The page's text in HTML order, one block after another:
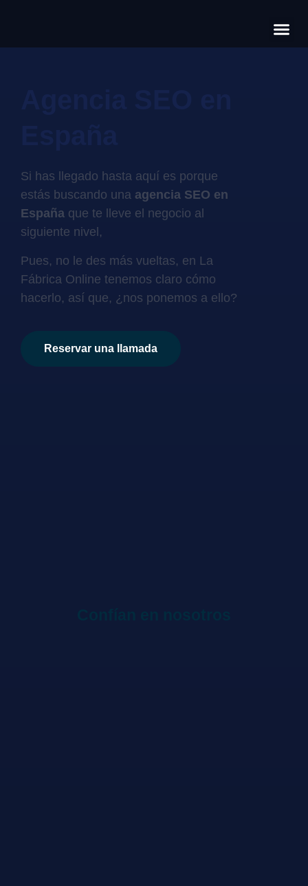
Si has llegado hasta aquí es porque
estás buscando una agencia SEO en
España que te lleve el negocio al
siguiente nivel,
Pues, no le des más vueltas, en La
Fábrica Online tenemos claro cómo
hacerlo, así que, ¿nos ponemos a ello?
Reservar una llamada